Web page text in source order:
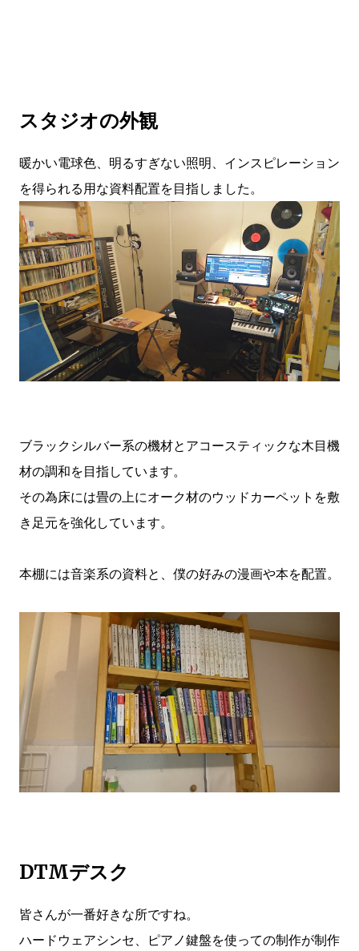
スタジオの外観
暖かい電球色、明るすぎない照明、インスピレーション
を得られる用な資料配置を目指しました。
ブラックシルバー系の機材とアコースティックな木目機
材の調和を目指しています。
その為床には畳の上にオーク材のウッドカーペットを敷
き足元を強化しています。
本棚には音楽系の資料と、僕の好みの漫画や本を配置。
DTMデスク
皆さんが一番好きな所ですね。
ハードウェアシンセ、ピアノ鍵盤を使っての制作が制作